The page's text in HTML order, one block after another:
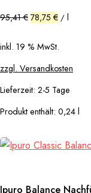
95,41€ 78,75 € / l
inkl. 19 % MwSt.
zzgl. Versandkosten
Lieferzeit: 2-5 Tage
Produkt enthält: 0,24 l
Ipuro Balance